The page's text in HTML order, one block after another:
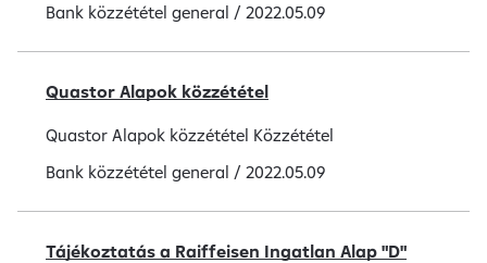
Bank közzététel general / 2022.05.09
Quastor Alapok közzététel
Quastor Alapok közzététel Közzététel
Bank közzététel general / 2022.05.09
Tájékoztatás a Raiffeisen Ingatlan Alap "D"